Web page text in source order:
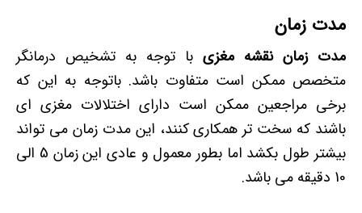
مدت زمان
مدت زمان نقشه مغزی با توجه به تشخیص درمانگر
متخصص ممکن است متفاوت باشد. باتوجه به این که
برخی مراجعین ممکن است دارای اختلالات مغزی ای
باشند که سخت تر همکاری کنند، این مدت زمان می تواند
بیشتر طول بکشد اما بطور معمول و عادی این زمان 5 الی
10 دقیقه می باشد.